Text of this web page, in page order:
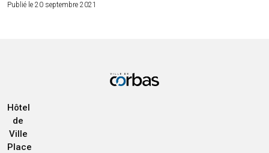
Publié le 20 septembre 2021
Hôtel
de
Ville
Place